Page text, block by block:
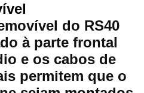
do RS40
à parte frontal
e os cabos de
permitem que o